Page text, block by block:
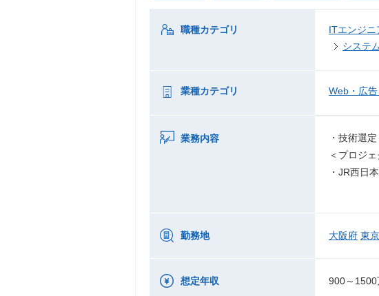
職種カテゴリ ITエンジニ
システ
業種カテゴリ Web・広
業務内容
・技術選
＜プロジ
・JR西日
勤務地 大阪府 東
想定年収 900～1500